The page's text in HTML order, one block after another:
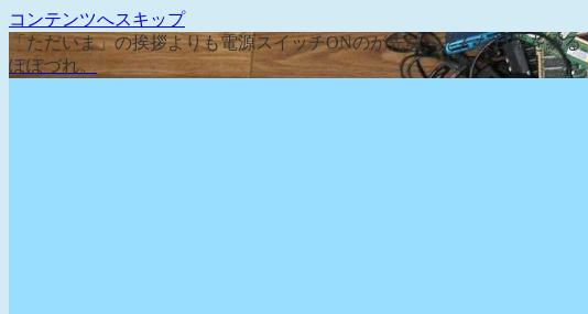
コンテンツへスキップ
「ただいま」の挨拶よりも電源スイッチONのが先な、そんな日常を綴
ぽぽづれ。